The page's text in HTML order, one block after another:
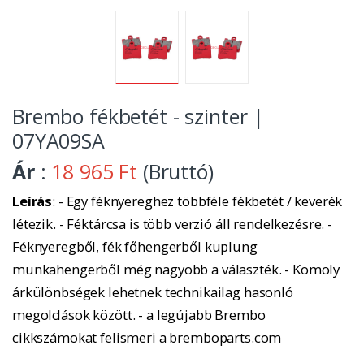
Brembo fékbetét - szinter |
07YA09SA
Ár : 18 965 Ft (Bruttó)
Leírás: - Egy féknyereghez többféle fékbetét / keverék
létezik. - Féktárcsa is több verzió áll rendelkezésre. -
Féknyeregből, fék főhengerből kuplung
munkahengerből még nagyobb a választék. - Komoly
árkülönbségek lehetnek technikailag hasonló
megoldások között. - a legújabb Brembo
cikkszámokat felismeri a bremboparts.com